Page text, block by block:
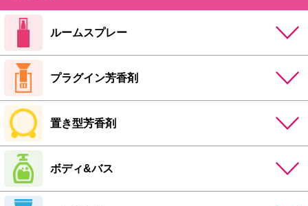
ルームスプレー
プラグイン芳香剤
置き型芳香剤
ボディ&バス